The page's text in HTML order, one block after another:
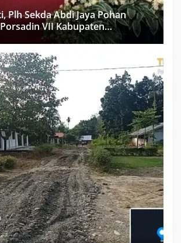
Plh Sekda Abdi Jaya Pohan
VII Kabupaten